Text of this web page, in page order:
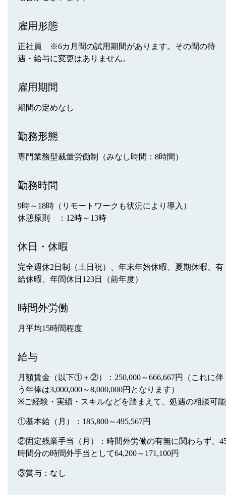
雇用形態
正社員 ※6カ月間の試用期間があります。その間の待
遇・給与に変更はありません。
雇用期間
期間の定めなし
勤務形態
専門業務型裁量労働制（みなし時間：8時間）
勤務時間
9時～18時（リモートワークも状況により導入）
休憩原則 ：12時～13時
休日・休暇
完全週休2日制（土日祝）、年末年始休暇、夏期休暇、有
給休暇、年間休日123日（前年度）
時間外労働
月平均15時間程度
給与
月額賃金（以下①＋②）：250,000～666,667円（これに伴
う年俸は3,000,000～8,000,000円となります）
※ご経験・実績・スキルなどを踏まえて、処遇の相談可能
①基本給（月）：185,800～495,567円
②固定残業手当（月）：時間外労働の有無に関わらず、
時間分の時間外手当として64,200～171,100円
③賞与：なし